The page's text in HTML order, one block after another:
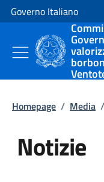
Vai al contenuto
Vai alla navigazione del
Governo Italiano
Homepage / Media /
Notizie